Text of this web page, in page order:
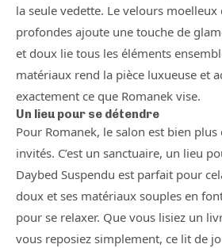
la seule vedette. Le velours moelleux
profondes ajoute une touche de
et doux lie tous les éléments
matériaux rend la pièce luxueuse et
exactement ce que Romanek vise.
Un lieu pour se détendre
Pour Romanek, le salon est bien plus
invités. C’est un sanctuaire, un lieu
Daybed Suspendu est parfait pour
doux et ses matériaux souples en
pour se relaxer. Que vous lisiez un
vous reposiez simplement, ce lit de